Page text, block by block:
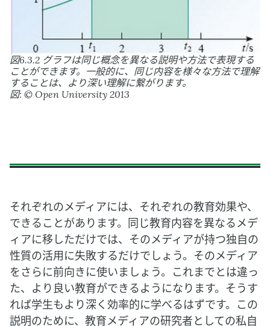
図6.3.2 グラフは同じ概念を異なる説明や方法で表現する
ことができます。一般的に、同じ内容を様々な方法で理解
することは、より深い理解に繋がります。
図: © Open University 2013
それぞれのメディアには、それぞれの教育効果や、
できることがあります。同じ教育内容を異なるメデ
ィアに移しただけでは、そのメディアが持つ独自の
性質の活用に失敗するだけでしょう。そのメディア
をさらに前向きに使いましょう。これまでとは違っ
た、より良い教育ができるようになります。そうす
れば学生もより深く効率的に学べるはずです。この
説明のために、教育メディアの研究者としての私自